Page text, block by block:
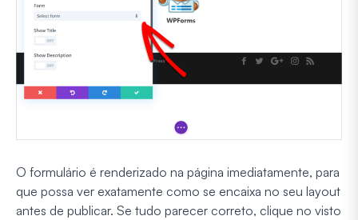
O formulário é renderizado na página imediatamente, para
que possa ver exatamente como se encaixa no seu layout
antes de publicar. Se tudo parecer correto, clique no visto